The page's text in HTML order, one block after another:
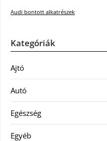
Audi bontott alkatrészek
Kategóriák
Ajtó
Autó
Egészség
Egyéb